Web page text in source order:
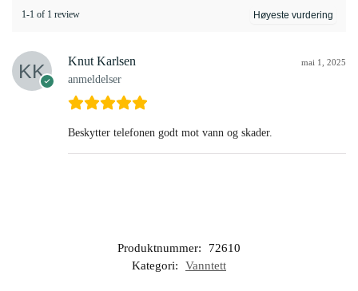
1-1 of 1 review
Knut Karlsen
anmeldelser
mai 1, 2025
Beskytter telefonen godt mot vann og skader.
Produktnummer:
72610
Kategori:
Vanntett